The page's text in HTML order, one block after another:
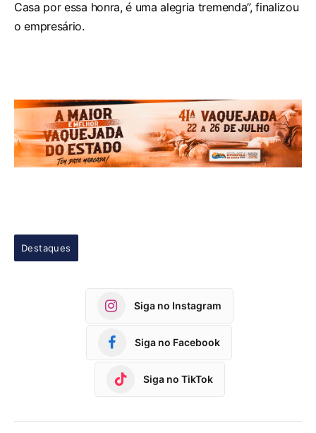
Casa por essa honra, é uma alegria tremenda”, finalizou
o empresário.
Destaques
Siga no Instagram
Siga no Facebook
Siga no TikTok